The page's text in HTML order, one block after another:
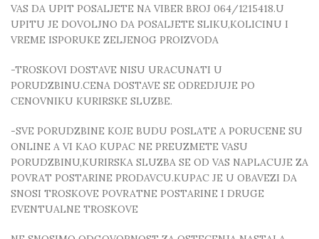
VAS DA UPIT POSALJETE NA VIBER BROJ 064/1215418.U
UPITU JE DOVOLJNO DA POSALJETE SLIKU,KOLICINU I
VREME ISPORUKE ZELJENOG PROIZVODA
-TROSKOVI DOSTAVE NISU URACUNATI U
PORUDZBINU.CENA DOSTAVE SE ODREDJUJE PO
CENOVNIKU KURIRSKE SLUZBE.
-SVE PORUDZBINE KOJE BUDU POSLATE A PORUCENE SU
ONLINE A VI KAO KUPAC NE PREUZMETE VASU
PORUDZBINU,KURIRSKA SLUZBA SE OD VAS NAPLACUJE ZA
POVRAT POSTARINE PRODAVCU.KUPAC JE U OBAVEZI DA
SNOSI TROSKOVE POVRATNE POSTARINE I DRUGE
EVENTUALNE TROSKOVE